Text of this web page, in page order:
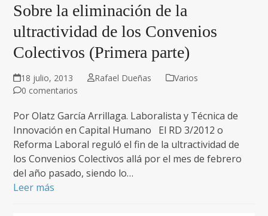
Sobre la eliminación de la
ultractividad de los Convenios
Colectivos (Primera parte)
18 julio, 2013 Rafael Dueñas
Varios
0 comentarios
Por Olatz García Arrillaga. Laboralista y Técnica de
Innovación en Capital Humano El RD 3/2012 o
Reforma Laboral reguló el fin de la ultractividad de
los Convenios Colectivos allá por el mes de febrero
del año pasado, siendo lo…
Leer más